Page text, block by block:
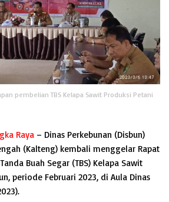
pembelian TBS Kelapa Sawit Produksi Petani
Raya – Dinas Perkebunan (Disbun)
(Kalteng) kembali menggelar Rapat
Buah Segar (TBS) Kelapa Sawit
periode Februari 2023, di Aula Dinas